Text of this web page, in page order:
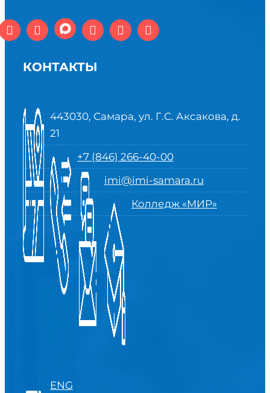
КОНТАКТЫ
443030, Самара, ул. Г.С. Аксакова, д.
21
+7 (846) 266-40-00
imi@imi-samara.ru
Колледж «МИР»
ENG